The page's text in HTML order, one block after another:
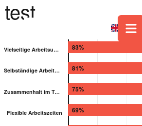
test
Vielseitige Arbeitsumfelder 83%
Selbständige Arbeitsweise 81%
Zusammenhalt im Team 75%
Flexible Arbeitszeiten 69%